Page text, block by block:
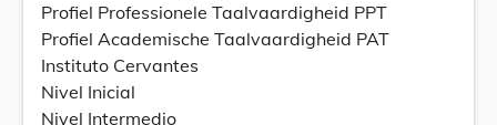
Profiel Professionele Taalvaardigheid PPT
Profiel Academische Taalvaardigheid PAT
Instituto Cervantes
Nivel Inicial
Nivel Intermedio